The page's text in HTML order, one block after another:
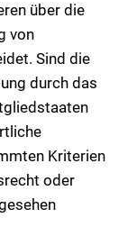
über die
von
Sind die
durch das
Kriterien
oder